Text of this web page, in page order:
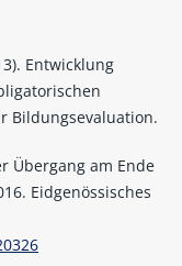
Entwicklung
Bildungsevaluation.
Übergang am Ende
Eidgenössisches